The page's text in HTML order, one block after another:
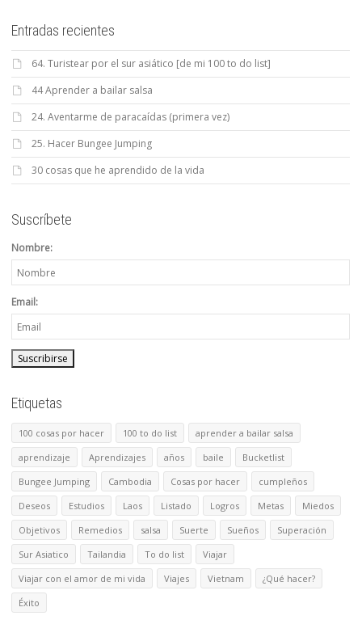
Entradas recientes
64. Turistear por el sur asiático [de mi 100 to do list]
44 Aprender a bailar salsa
24. Aventarme de paracaídas (primera vez)
25. Hacer Bungee Jumping
30 cosas que he aprendido de la vida
Suscríbete
Nombre:
Email:
Etiquetas
100 cosas por hacer 100 to do list
aprender a bailar salsa
aprendizaje
Aprendizajes años baile
Bucketlist
Bungee Jumping
Cambodia Cosas por hacer
cumpleños
Deseos
Estudios Laos Listado Logros Metas
Miedos
Objetivos
Remedios salsa Suerte Sueños
Superación
Sur Asiatico
Tailandia To do list
Viajar
Viajar con el amor de mi vida
Viajes Vietnam
¿Qué hacer?
Éxito